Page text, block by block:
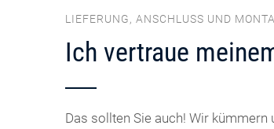
LIEFERUNG, ANSCHLUSS UND
Ich vertraue
Das sollten Sie auch! Wir